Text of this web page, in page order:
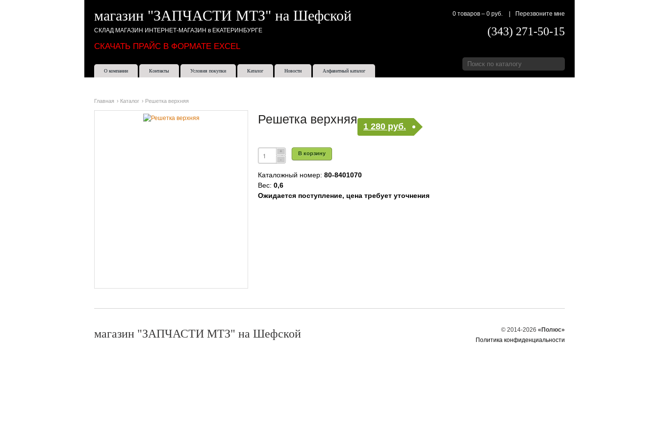
магазин "ЗАПЧАСТИ МТЗ" на Шефской
СКЛАД МАГАЗИН ИНТЕРНЕТ-МАГАЗИН в ЕКАТЕРИНБУРГЕ
0 товаров – 0 руб. Перезвоните мне
(343) 271-50-15
СКАЧАТЬ ПРАЙС В ФОРМАТЕ EXCEL
О компании Контакты Условия покупки Каталог Новости Алфавитный каталог
Главная › Каталог › Решетка верхняя
Решетка верхняя
1 280 руб.
В корзину
Каталожный номер: 80-8401070
Вес: 0,6
Ожидается поступление, цена требует уточнения
магазин "ЗАПЧАСТИ МТЗ" на Шефской © 2014-2026 «Полюс»
Политика конфиденциальности